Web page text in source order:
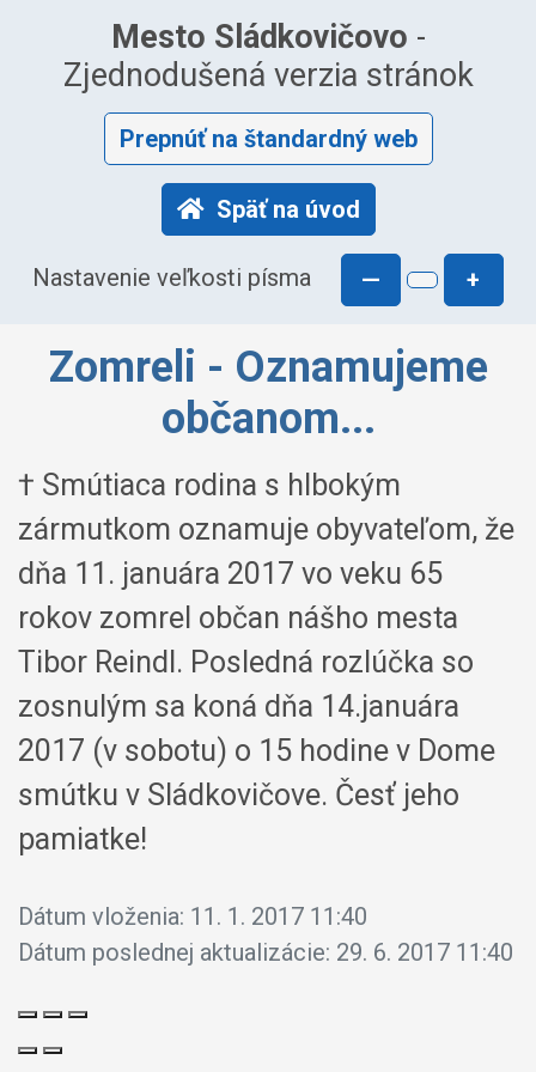
Mesto Sládkovičovo -
Zjednodušená verzia stránok
Prepnúť na štandardný web
Späť na úvod
Nastavenie veľkosti písma — +
Zomreli - Oznamujeme
občanom...
† Smútiaca rodina s hlbokým
zármutkom oznamuje obyvateľom, že
dňa 11. januára 2017 vo veku 65
rokov zomrel občan nášho mesta
Tibor Reindl. Posledná rozlúčka so
zosnulým sa koná dňa 14.januára
2017 (v sobotu) o 15 hodine v Dome
smútku v Sládkovičove. Česť jeho
pamiatke!
Dátum vloženia: 11. 1. 2017 11:40
Dátum poslednej aktualizácie: 29. 6. 2017 11:40